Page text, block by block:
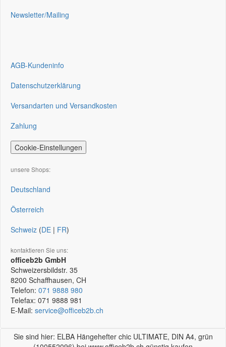
Newsletter/Mailing
AGB-Kundeninfo
Datenschutzerklärung
Versandarten und Versandkosten
Zahlung
Cookie-Einstellungen
unsere Shops:
Deutschland
Österreich
Schweiz (DE | FR)
kontaktieren Sie uns:
officeb2b GmbH
Schweizersbildstr. 35
8200 Schaffhausen, CH
Telefon: 071 9888 980
Telefax: 071 9888 981
E-Mail: service@officeb2b.ch
Sie sind hier: ELBA Hängehefter chic ULTIMATE, DIN A4, grün